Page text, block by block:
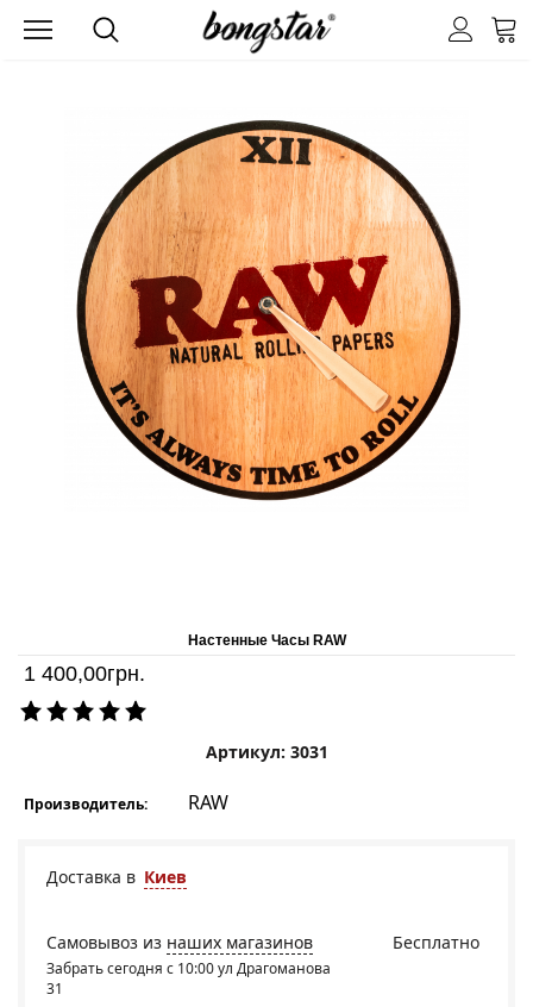
Настенные Часы RAW
1 400,00грн.
Артикул: 3031
Производитель: RAW
Доставка в Киев
Бесплатно
Самовывоз из наших магазинов
Забрать сегодня с 10:00 ул Драгоманова
31